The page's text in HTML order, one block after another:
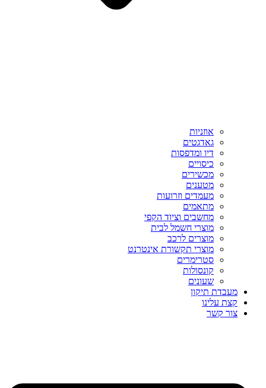
אוזניות
גאדגטים
דיו ומדפסות
כיסויים
מכשירים
מטענים
מעמדים וזרועות
מתאמים
מחשבים וציוד הקפי
מוצרי חשמל לבית
מוצרים לרכב
מוצרי תקשורת אינטרנט
סטרימרים
קונסולות
שעונים
מעבדת תיקון
קצת עלינו
צור קשר